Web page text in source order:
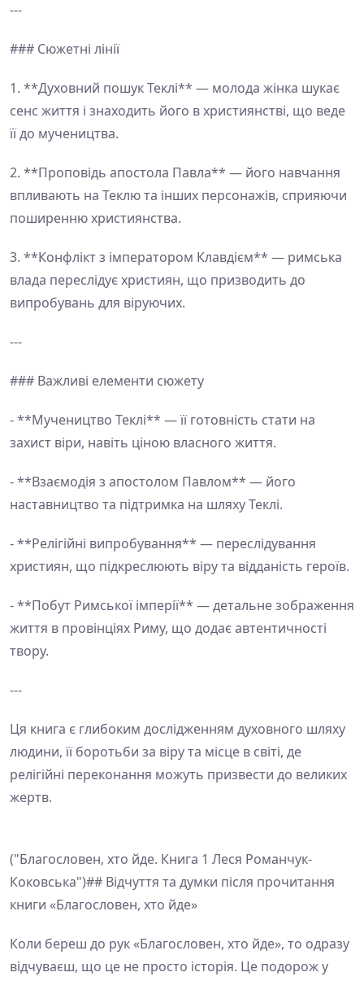
---
### Сюжетні лінії
1. **Духовний пошук Теклі** — молода жінка шукає
сенс життя і знаходить його в християнстві, що веде
її до мучеництва.
2. **Проповідь апостола Павла** — його навчання
впливають на Теклю та інших персонажів, сприяючи
поширенню християнства.
3. **Конфлікт з імператором Клавдієм** — римська
влада переслідує християн, що призводить до
випробувань для віруючих.
---
### Важливі елементи сюжету
- **Мучеництво Теклі** — її готовність стати на
захист віри, навіть ціною власного життя.
- **Взаємодія з апостолом Павлом** — його
наставництво та підтримка на шляху Теклі.
- **Релігійні випробування** — переслідування
християн, що підкреслюють віру та відданість героїв.
- **Побут Римської імперії** — детальне зображення
життя в провінціях Риму, що додає автентичності
твору.
---
Ця книга є глибоким дослідженням духовного шляху
людини, її боротьби за віру та місце в світі, де
релігійні переконання можуть призвести до великих
жертв.
("Благословен, хто йде. Книга 1 Леся Романчук-
Коковська")## Відчуття та думки після прочитання
книги «Благословен, хто йде»
Коли береш до рук «Благословен, хто йде», то одразу
відчуваєш, що це не просто історія. Це подорож у